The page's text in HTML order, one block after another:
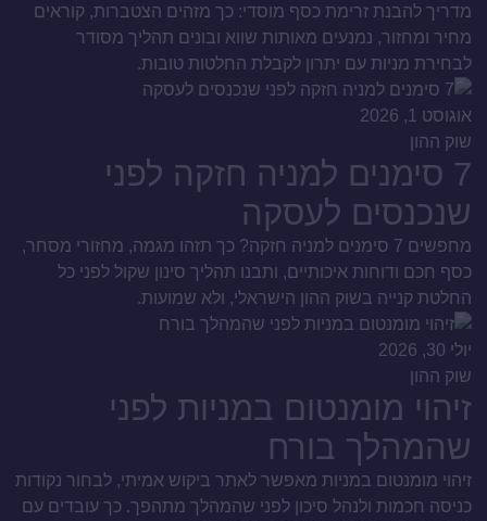
מדריך להבנת זרימת כסף מוסדי: כך מזהים הצטברות, קוראים
מחיר ומחזור, נמנעים מאותות שווא ובונים תהליך מסודר
לבחירת מניות עם יתרון לקבלת החלטות טובות.
אוגוסט 1, 2026
שוק ההון
7 סימנים למניה חזקה לפני
שנכנסים לעסקה
מחפשים 7 סימנים למניה חזקה? כך תזהו מגמה, מחזורי מסחר,
כסף חכם ודוחות איכותיים, ותבנו תהליך סינון שקול לפני כל
החלטת קנייה בשוק ההון הישראלי, ולא שמועות.
יולי 30, 2026
שוק ההון
זיהוי מומנטום במניות לפני
שהמהלך בורח
זיהוי מומנטום במניות מאפשר לאתר ביקוש אמיתי, לבחור נקודות
כניסה חכמות ולנהל סיכון לפני שהמהלך מתהפך. כך עובדים עם